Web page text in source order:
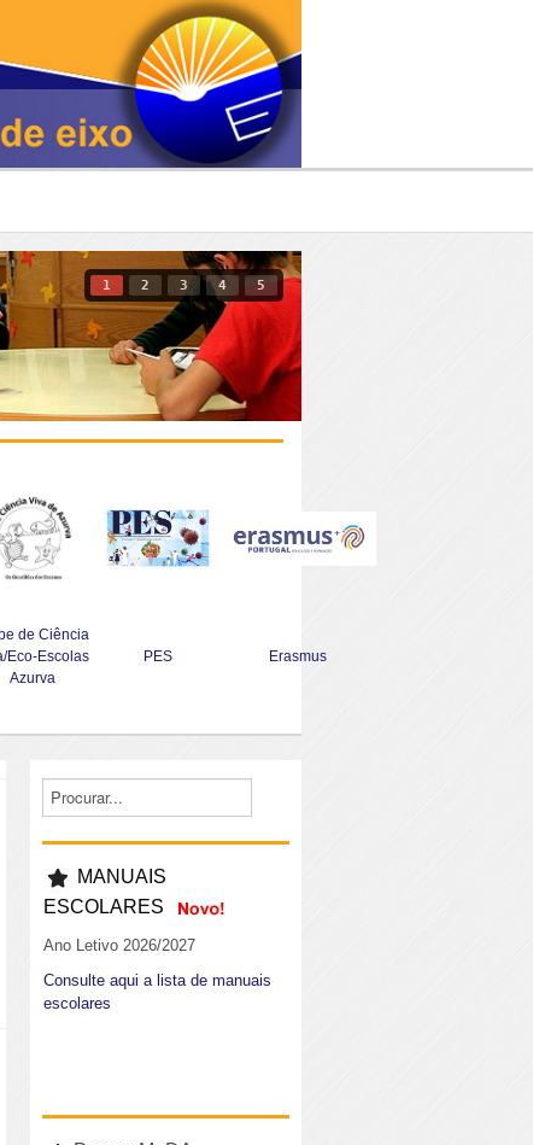
1 2 3 4 5
de Ciência
Eco-Escolas
Azurva
PES Erasmus
MANUAIS
ESCOLARES
Ano Letivo 2026/2027
Consulte aqui a lista de manuais
escolares